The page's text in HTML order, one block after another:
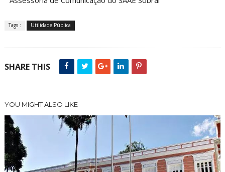
Tags : Utilidade Pública
SHARE THIS
YOU MIGHT ALSO LIKE